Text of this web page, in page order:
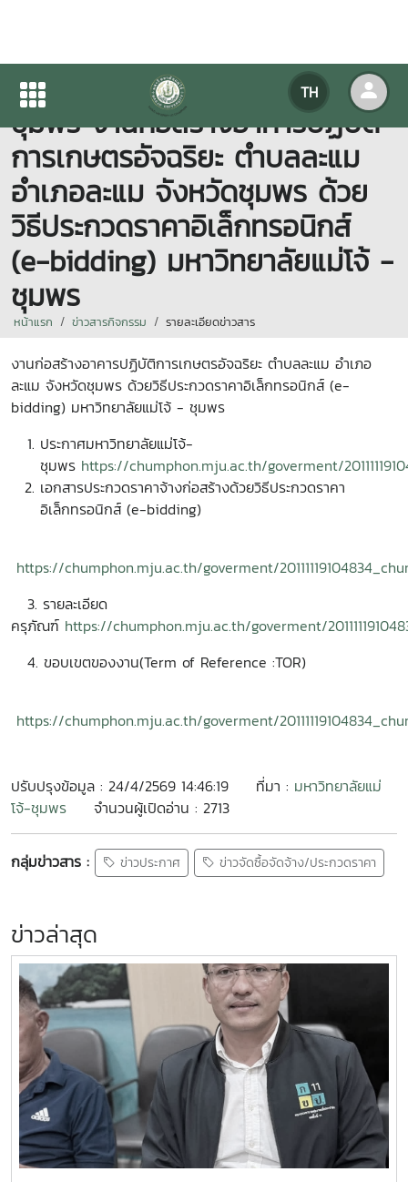
TH
ประกาศมหาวิทยาลัยแม่โจ้ -
ชุมพร งานก่อสร้างอาคารปฏิบัติ
การเกษตรอัจฉริยะ ตำบลละแม
อำเภอละแม จังหวัดชุมพร ด้วย
วิธีประกวดราคาอิเล็กทรอนิกส์
(e-bidding) มหาวิทยาลัยแม่โจ้ -
ชุมพร
หน้าแรก ข่าวสารกิจกรรม รายละเอียดข่าวสาร
งานก่อสร้างอาคารปฏิบัติการเกษตรอัจฉริยะ ตำบลละแม อำเภอ
ละแม จังหวัดชุมพร ด้วยวิธีประกวดราคาอิเล็กทรอนิกส์ (e-
bidding) มหาวิทยาลัยแม่โจ้ - ชุมพร
ประกาศมหาวิทยาลัยแม่โจ้-
ชุมพร https://chumphon.mju.ac.th/goverment/
เอกสารประกวดราคาจ้างก่อสร้างด้วยวิธีประกวดราคา
อิเล็กทรอนิกส์ (e-bidding)
https://chumphon.mju.ac.th/goverment/
3. รายละเอียด
ครุภัณฑ์ https://chumphon.mju.ac.th/goverment/
4. ขอบเขตของงาน(Term of Reference :TOR)
https://chumphon.mju.ac.th/goverment/
ปรับปรุงข้อมูล : 24/4/2569 14:46:19 ที่มา : มหาวิทยาลัยแม่
โจ้-ชุมพร
จำนวนผู้เปิดอ่าน : 2713
กลุ่มข่าวสาร : ข่าวประกาศ ข่าวจัดซื้อจัดจ้าง/ประกวดราคา
ข่าวล่าสุด